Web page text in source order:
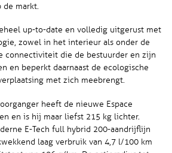
de markt.
up-to-date en volledig uitgerust met
zowel in het interieur als onder de
connectiviteit die de bestuurder en zijn
en beperkt daarnaast de ecologische
met zich meebrengt.
heeft de nieuwe Espace
en is hij maar liefst 215 kg lichter.
E-Tech full hybrid 200-aandrijflijn
laag verbruik van 4,7 l/100 km